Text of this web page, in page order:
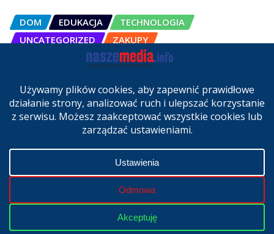
DOM EDUKACJA
TECHNOLOGIA
UNCATEGORIZED
ZAKUPY
OSCAL Pad 200 alternatywą dla
sprzedaży w Polsce
cze 27, 2026